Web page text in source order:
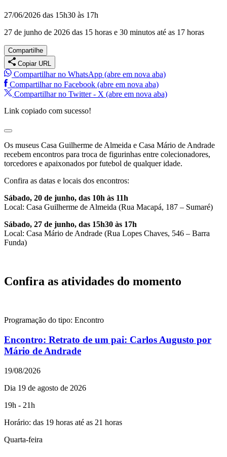
27/06/2026 das 15h30 às 17h
27 de junho de 2026 das 15 horas e 30 minutos até as 17 horas
Compartilhe
Copiar URL
Compartilhar no WhatsApp (abre em nova aba)
Compartilhar no Facebook (abre em nova aba)
Compartilhar no Twitter - X (abre em nova aba)
Link copiado com sucesso!
Os museus Casa Guilherme de Almeida e Casa Mário de Andrade
recebem encontros para troca de figurinhas entre colecionadores,
torcedores e apaixonados por futebol de qualquer idade.
Confira as datas e locais dos encontros:
Sábado, 20 de junho, das 10h às 11h
Local: Casa Guilherme de Almeida (Rua Macapá, 187 – Sumaré)
Sábado, 27 de junho, das 15h30 às 17h
Local: Casa Mário de Andrade (Rua Lopes Chaves, 546 – Barra
Funda)
Confira as atividades do momento
Programação do tipo: Encontro
Encontro: Retrato de um pai: Carlos Augusto por
Mário de Andrade
19/08/2026
Dia 19 de agosto de 2026
19h - 21h
Horário: das 19 horas até as 21 horas
Quarta-feira